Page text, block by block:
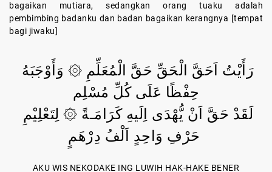
bagaikan mutiara, sedangkan orang tuaku adalah
pembimbing badanku dan badan bagaikan kerangnya [tempat
bagi jiwaku]
حِفْظًا عَلَى كُلِّ مُسْلِم
AKU WIS NEKODAKE ING LUWIH HAK-HAKE BENER